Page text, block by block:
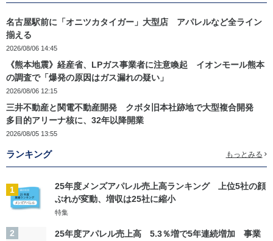
名古屋駅前に「オニツカタイガー」大型店 アパレルなど全ライン
揃える
2026/08/06 14:45
《熊本地震》経産省、LPガス事業者に注意喚起 イオンモール熊本
の調査で「爆発の原因はガス漏れの疑い」
2026/08/06 12:15
三井不動産と関電不動産開発 クボタ旧本社跡地で大型複合開発
多目的アリーナ核に、32年以降開業
2026/08/05 13:55
ランキング もっとみる
1
25年度メンズアパレル売上高ランキング 上位5社の顔
ぶれが変動、増収は25社に縮小
特集
2
25年度アパレル売上高 5.3％増で5年連続増加 事業